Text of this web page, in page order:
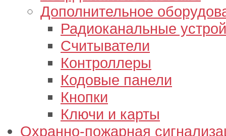
Дополнительное
Радиоканальные
Считыватели
Контроллеры
Кодовые панели
Кнопки
Ключи и карты
Охранно-пожарная